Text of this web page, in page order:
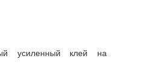
усиленный клей на